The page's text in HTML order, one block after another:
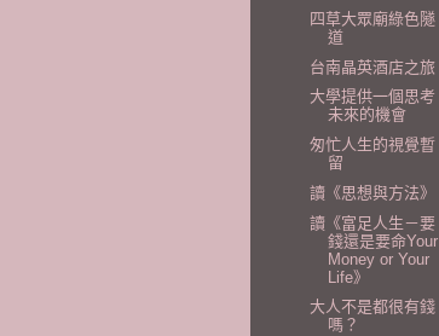
四草大眾廟綠色隧
道
台南晶英酒店之旅
大學提供一個思考
未來的機會
匆忙人生的視覺暫
留
讀《思想與方法》
讀《富足人生－要
錢還是要命Your
Money or Your
Life》
大人不是都很有錢
嗎？